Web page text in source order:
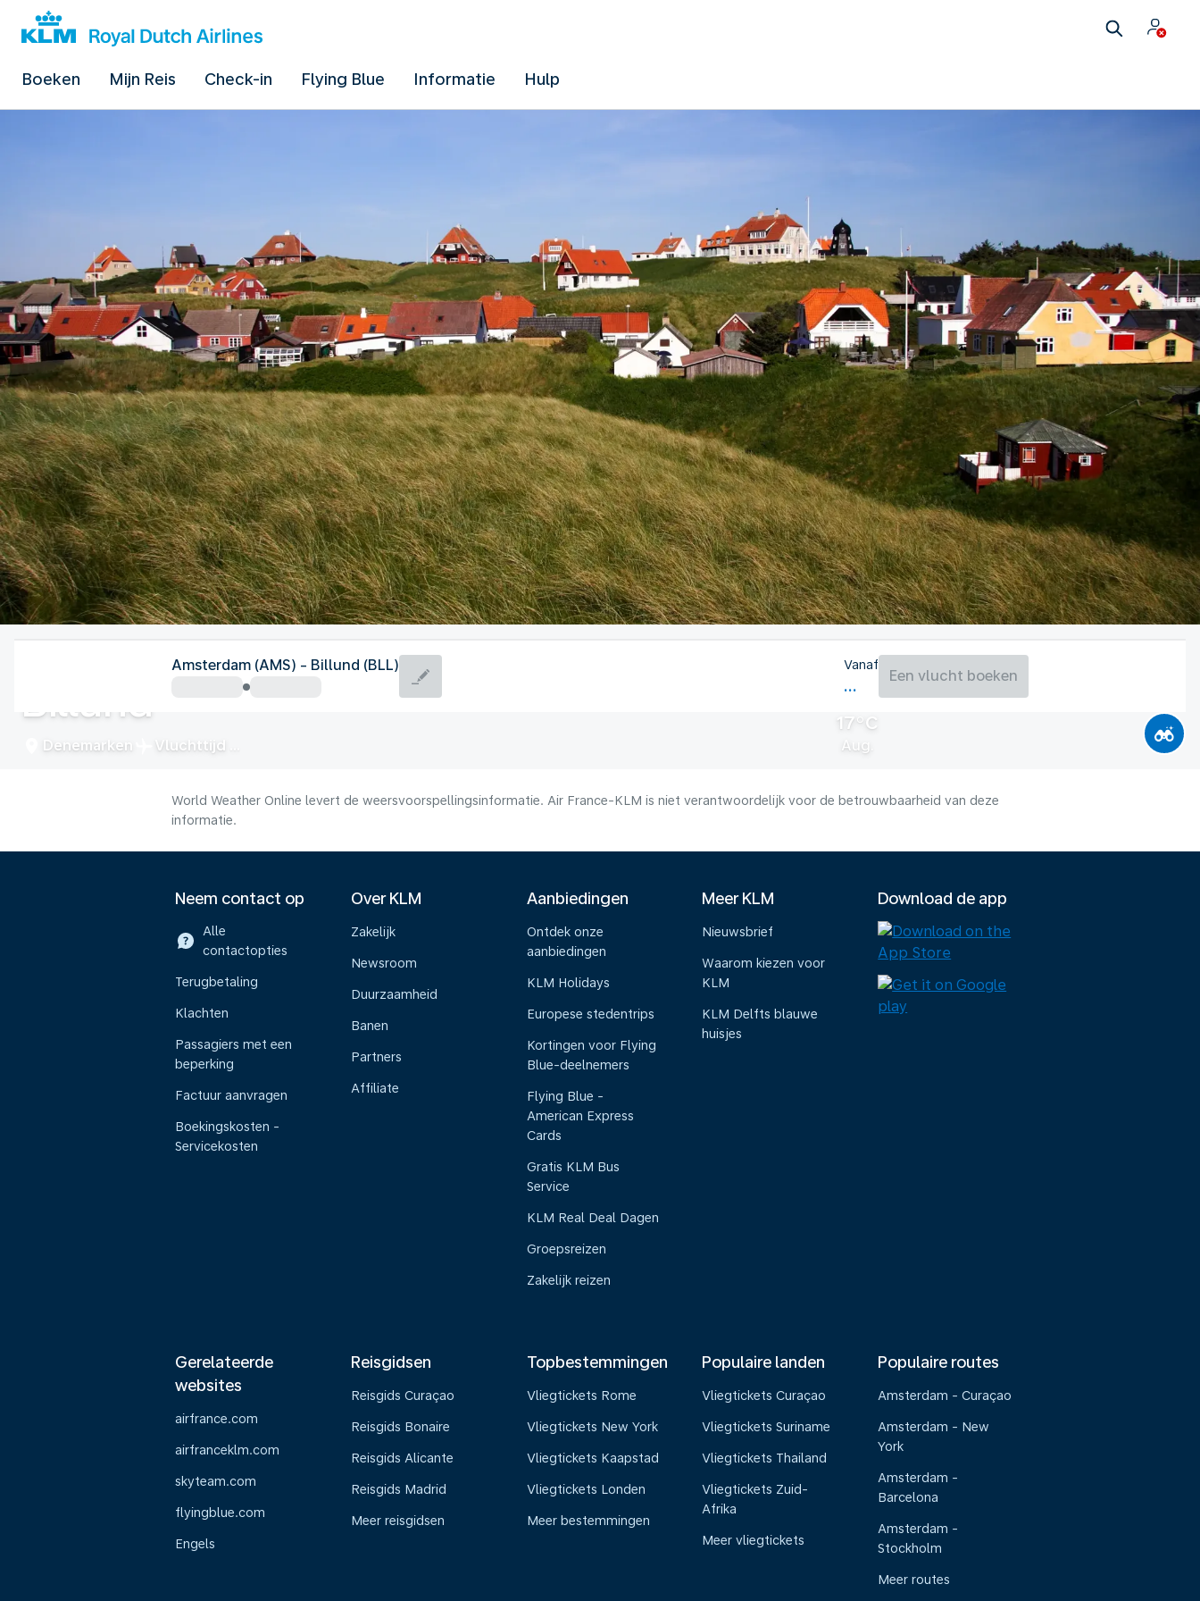
Boeken Mijn Reis Check-in Flying Blue Informatie Hulp
Billund
Denemarken Vluchttijd
17°C
Aug.
Amsterdam (AMS) - Billund (BLL) Vanaf
Een vlucht boeken
World Weather Online levert de weersvoorspellingsinformatie. Air France-KLM is niet verantwoordelijk voor de betrouwbaarheid van deze
informatie.
Neem contact op
Alle
contactopties
Terugbetaling
Klachten
Passagiers met een
beperking
Factuur aanvragen
Boekingskosten -
Servicekosten
Over KLM
Zakelijk
Newsroom
Duurzaamheid
Banen
Partners
Affiliate
Aanbiedingen
Ontdek onze
aanbiedingen
KLM Holidays
Europese stedentrips
Kortingen voor Flying
Blue-deelnemers
Flying Blue -
American Express
Cards
Gratis KLM Bus
Service
KLM Real Deal Dagen
Groepsreizen
Zakelijk reizen
Meer KLM
Nieuwsbrief
Waarom kiezen voor
KLM
KLM Delfts blauwe
huisjes
Download de app
Gerelateerde
websites
airfrance.com
airfranceklm.com
skyteam.com
flyingblue.com
Engels
Reisgidsen
Reisgids Curaçao
Reisgids Bonaire
Reisgids Alicante
Reisgids Madrid
Meer reisgidsen
Topbestemmingen
Vliegtickets Rome
Vliegtickets New York
Vliegtickets Kaapstad
Vliegtickets Londen
Meer bestemmingen
Populaire landen
Vliegtickets Curaçao
Vliegtickets Suriname
Vliegtickets Thailand
Vliegtickets Zuid-
Afrika
Meer vliegtickets
Populaire routes
Amsterdam - Curaçao
Amsterdam - New
York
Amsterdam -
Barcelona
Amsterdam -
Stockholm
Meer routes